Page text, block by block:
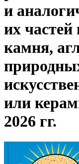
и
их частей
камня,
или
2026 гг.